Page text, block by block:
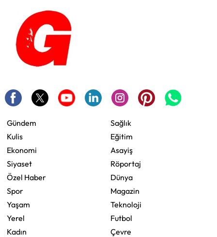
Gündem
Kulis
Ekonomi
Siyaset
Özel Haber
Spor
Yaşam
Yerel
Kadın
Sağlık
Eğitim
Asayiş
Röportaj
Dünya
Magazin
Teknoloji
Futbol
Çevre